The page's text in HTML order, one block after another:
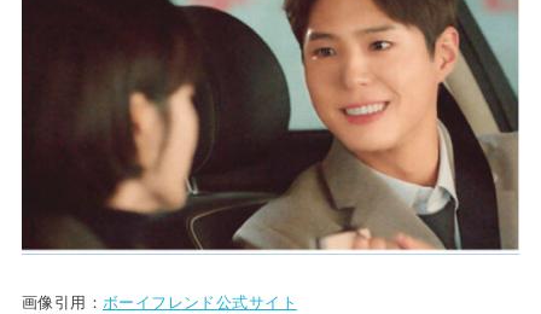
画像引用： ボーイフレンド公式サイト